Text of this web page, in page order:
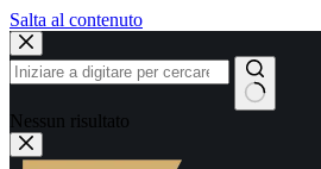
Salta al contenuto
Nessun risultato